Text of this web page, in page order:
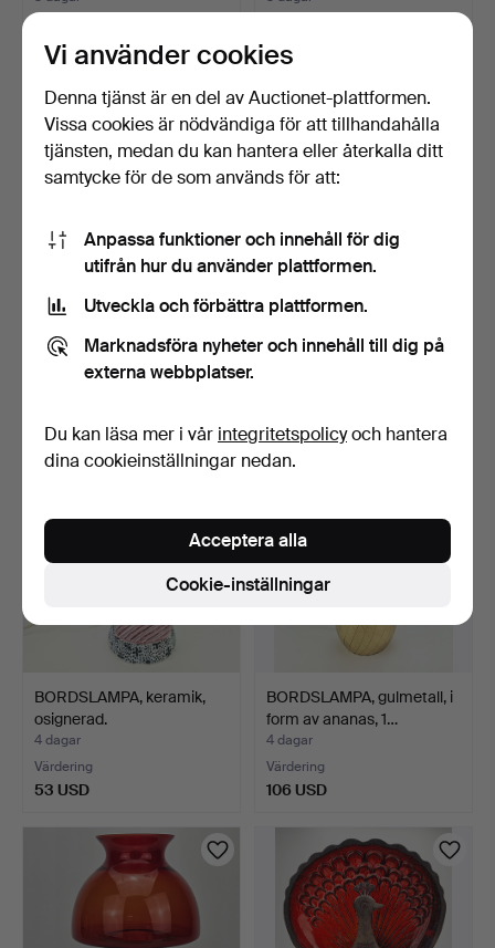
53 USD 53 USD
bronspatinerad metall,
1900-ta…
bland annat Ekeby.
BORDSLAMPA, keramik,
osignerad.
4 dagar
Värdering
53 USD
BORDSLAMPA, gulmetall, i
form av ananas, 1…
4 dagar
Värdering
106 USD
Vi använder cookies
Denna tjänst är en del av Auctionet-plattformen.
Vissa cookies är nödvändiga för att tillhandahålla
tjänsten, medan du kan hantera eller återkalla ditt
samtycke för de som används för att:
Anpassa funktioner och innehåll för dig
utifrån hur du använder plattformen.
Utveckla och förbättra plattformen.
Marknadsföra nyheter och innehåll till dig på
externa webbplatser.
Du kan läsa mer i vår integritetspolicyoch hantera
dina cookieinställningar nedan.
Cookie-inställningar
Acceptera alla